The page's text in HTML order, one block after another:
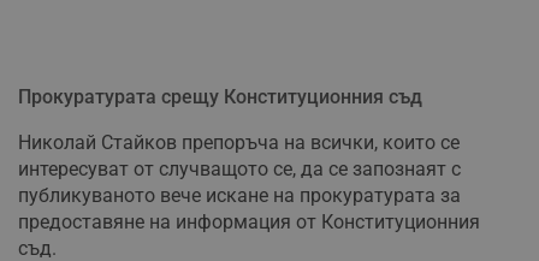
Прокуратурата срещу Конституционния съд
Николай Стайков препоръча на всички, които се
интересуват от случващото се, да се запознаят с
публикуваното вече искане на прокуратурата за
предоставяне на информация от Конституционния
съд.